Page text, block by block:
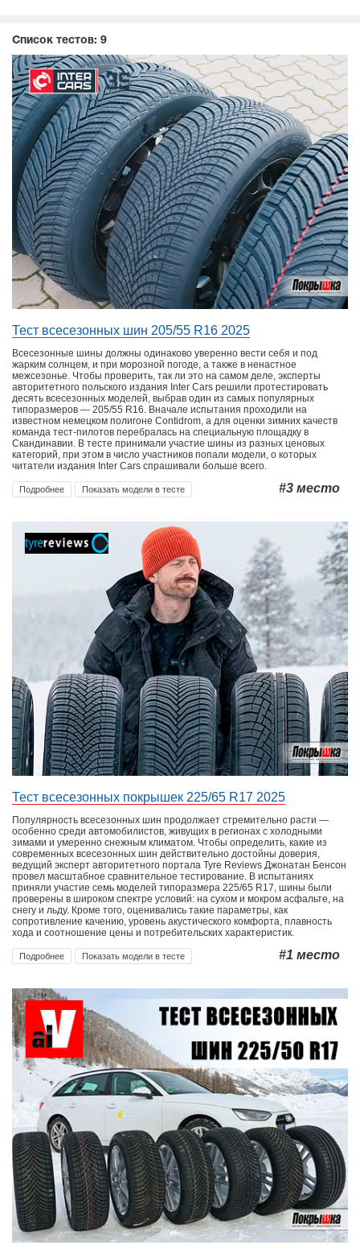
Список тестов: 9
Тест всесезонных шин 205/55 R16 2025
Всесезонные шины должны одинаково уверенно вести себя и под
жарким солнцем, и при морозной погоде, а также в ненастное
межсезонье. Чтобы проверить, так ли это на самом деле, эксперты
авторитетного польского издания Inter Cars решили протестировать
десять всесезонных моделей, выбрав один из самых популярных
типоразмеров — 205/55 R16. Вначале испытания проходили на
известном немецком полигоне Contidrom, а для оценки зимних качеств
команда тест-пилотов перебралась на специальную площадку в
Скандинавии. В тесте принимали участие шины из разных ценовых
категорий, при этом в число участников попали модели, о которых
читатели издания Inter Cars спрашивали больше всего.
Подробнее Показать модели в тесте #3 место
Тест всесезонных покрышек 225/65 R17 2025
Популярность всесезонных шин продолжает стремительно расти —
особенно среди автомобилистов, живущих в регионах с холодными
зимами и умеренно снежным климатом. Чтобы определить, какие из
современных всесезонных шин действительно достойны доверия,
ведущий эксперт авторитетного портала Tyre Reviews Джонатан Бенсон
провел масштабное сравнительное тестирование. В испытаниях
приняли участие семь моделей типоразмера 225/65 R17, шины были
проверены в широком спектре условий: на сухом и мокром асфальте, на
снегу и льду. Кроме того, оценивались такие параметры, как
сопротивление качению, уровень акустического комфорта, плавность
хода и соотношение цены и потребительских характеристик.
Подробнее Показать модели в тесте #1 место